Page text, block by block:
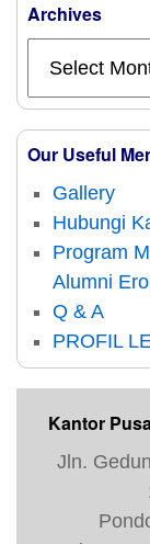
Archives
Our Useful
Gallery
Hubungi
Program
Alumni
Q & A
PROFIL
Kantor
Jln.